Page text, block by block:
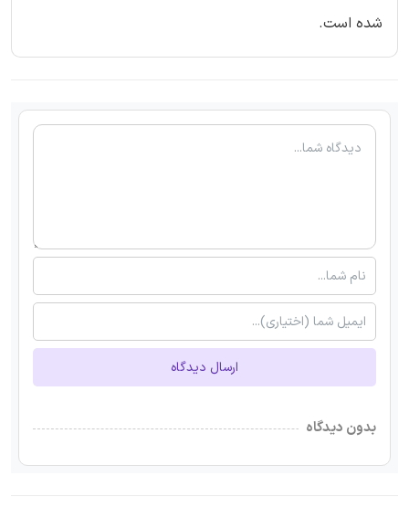
شده است.
ارسال دیدگاه
بدون دیدگاه